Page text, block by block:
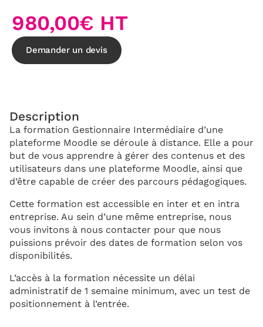
980,00€ HT
Demander un devis
Description
La formation Gestionnaire Intermédiaire d’une
plateforme Moodle se déroule à distance. Elle a pour
but de vous apprendre à gérer des contenus et des
utilisateurs dans une plateforme Moodle, ainsi que
d’être capable de créer des parcours pédagogiques.
Cette formation est accessible en inter et en intra
entreprise. Au sein d’une même entreprise, nous
vous invitons à nous contacter pour que nous
puissions prévoir des dates de formation selon vos
disponibilités.
L’accès à la formation nécessite un délai
administratif de 1 semaine minimum, avec un test de
positionnement à l’entrée.